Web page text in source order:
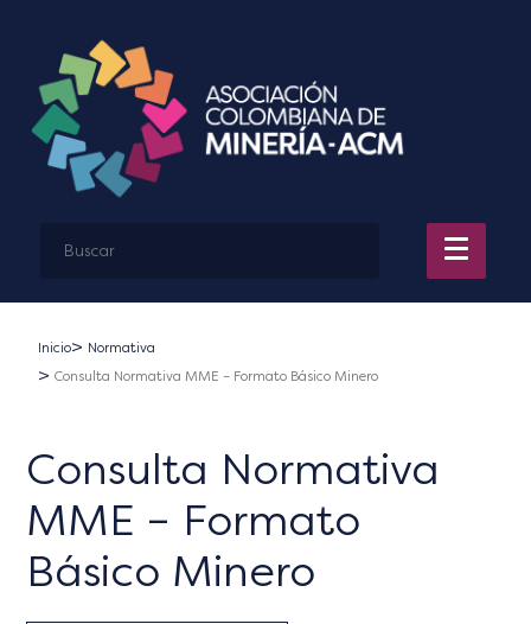
Inicio
Normativa
Consulta Normativa MME – Formato Básico Minero
Consulta Normativa
MME – Formato
Básico Minero